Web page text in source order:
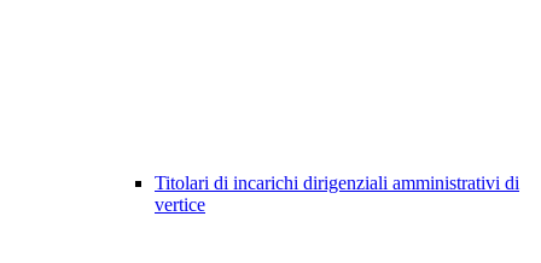
Titolari di incarichi dirigenziali amministrativi di
vertice